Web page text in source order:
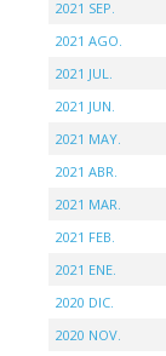
2021 SEP.
2021 AGO.
2021 JUL.
2021 JUN.
2021 MAY.
2021 ABR.
2021 MAR.
2021 FEB.
2021 ENE.
2020 DIC.
2020 NOV.